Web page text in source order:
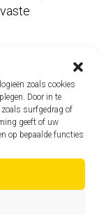
zoals cookies
Door in te
zoals surfgedrag of
geeft of uw
op bepaalde functies
zijn dan